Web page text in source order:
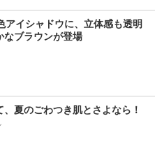
アイシャドウに、立体感も透明
なブラウンが登場
夏のごわつき肌とさよなら！